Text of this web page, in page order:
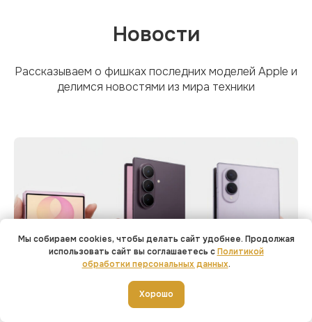
Мы собираем cookies, чтобы делать сайт удобнее. Продолжая
использовать сайт вы соглашаетесь сПолитикой
обработки персональных данных.
Хорошо
Добавить в корзину
Новости
Рассказываем о фишках последних моделей Apple и
делимся новостями из мира техники